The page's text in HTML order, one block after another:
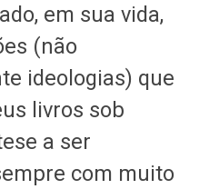
em sua vida,
(não
ideologias) que
livros sob
a ser
com muito